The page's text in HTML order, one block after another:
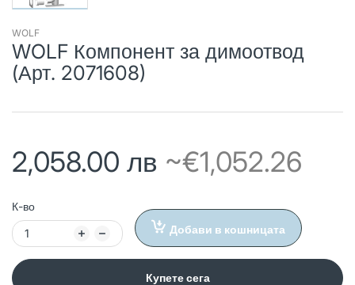
WOLF
WOLF Компонент за димоотвод
(Арт. 2071608)
2,058.00 лв ~€1,052.26
К-во
Добави в кошницата
Купете сега